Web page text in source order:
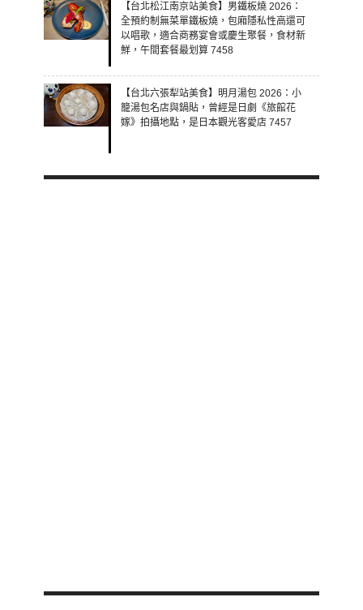
【台北松江南京站美食】男鐵板燒 2026：
全預約制無菜單鐵板燒，包廂隱私性高還可
以唱歌，適合商務宴會或慶生聚餐，食材新
鮮，午間套餐最划算 7458
【台北六張犁站美食】明月湯包 2026：小
籠湯包名店與鍋貼，曾經是日劇《旅館花
嫁》拍攝地點，是日本觀光客愛店 7457